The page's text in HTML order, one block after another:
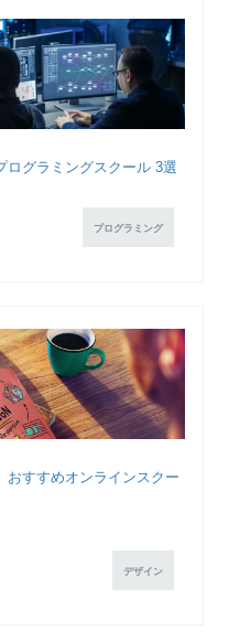
ログラミングスクール 3選
プログラミング
おすすめオンラインスクー
デザイン